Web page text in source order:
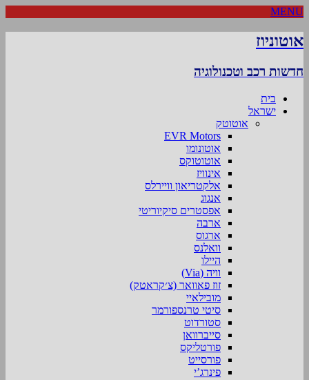
MENU
אוטוניוז
חדשות רכב וטכנולוגיה
בית
ישראל
אוטוטק
EVR Motors
אוטונומו
אוטוטוקס
אינוויז
אלקטריאון וויירלס
אנגוג
אפסטרים סיקיוריטי
ארבה
ארגוס
וואלנס
היילו
וויה (Via)
זוז פאוואר (צ׳קראטק)
מובילאיי
סיטי טרנספורמר
סטורדוט
סייברוואן
פורטליקס
פורסייט
פינרג’י